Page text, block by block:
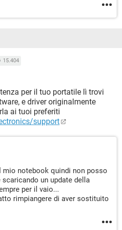
15.404
per il tuo portatile lì trovi
e driver originalmente
ai tuoi preferiti
support
mio notebook quindi non posso
un update della
per il vaio...
rimpiangere di aver sostituito